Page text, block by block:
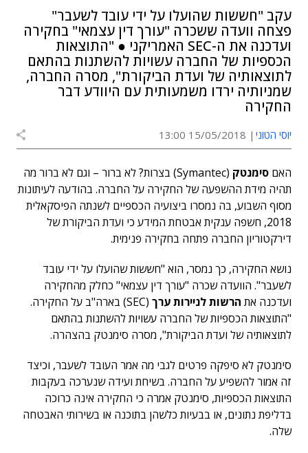
עקב "חששות שהועלו על ידי עובד לשעבר"
פצחה וועדה ששכרה "עורך דין עצמאי" בחקירה
ועדכנה את ה-SEC האמריקני ● "התוצאות
הכספיות של החברה עשויות להשתנות בהתאם
לתוצאותיה של ועדת הביקורת", מסרה החברה,
שמניותיה ירדו משמעותית עם היוודע דבר
החקירה
יוסי הטוני 15/05/2018 13:00
האם סימנטק
(Symantec) בצרות? לא ברור – וגם לא ברור מה
תהיה מידת ההשפעה של החקירה על החברה. בהודעה לעיתונות
מסוף השבוע, בה נמסרו ביצועיה הכספיים לשנתה הפיסקאלית
2018, חשפה ענקית אבטחת המידע כי ועדת הביקורת של
דירקטוריון החברה פתחה בחקירה פנימית.
נושא החקירה, כך נמסר, הוא "חששות שהועלו על ידי עובד
לשעבר". הוועדה שכרה "עורך דין עצמאי" כחלק מהחקירה
ועדכנה את הרשות לניירות ערך
(SEC) בארה"ב על החקירה.
"התוצאות הכספיות של החברה עשויות להשתנות בהתאם
לתוצאותיה של ועדת הביקורת", מסרה סימנטק בהצהרה.
סימנטק לא סיפקה פרטים לגבי מה אמר העובד לשעבר, וכיצד
זה אמור להשפיע על החברה. בשיחת ועידה שנערכה בעקבות
התוצאות הכספיות, סימנטק אמרה כי החקירה אינה כרוכה
בדליפת נתונים, או בבעיות כלשהן בתוכנה או בשירותי האבטחה
שלה.